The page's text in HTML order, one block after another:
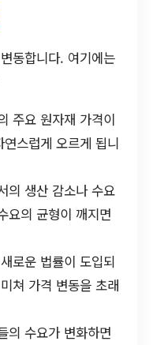
동합니다. 여기에는
주요 원자재 가격이
스럽게 오르게 됩니
의 생산 감소나 수요
요의 균형이 깨지면
로운 법률이 도입되
쳐 가격 변동을 초래
의 수요가 변화하면